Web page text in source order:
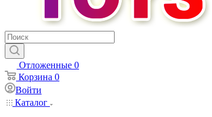
Отложенные 0
Корзина 0
Войти
Каталог